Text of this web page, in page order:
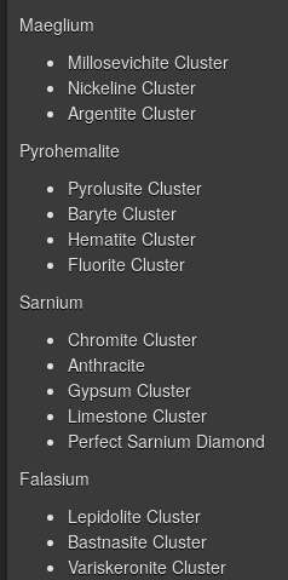
Maeglium
Millosevichite Cluster
Nickeline Cluster
Argentite Cluster
Pyrohemalite
Pyrolusite Cluster
Baryte Cluster
Hematite Cluster
Fluorite Cluster
Sarnium
Chromite Cluster
Anthracite
Gypsum Cluster
Limestone Cluster
Perfect Sarnium Diamond
Falasium
Lepidolite Cluster
Bastnasite Cluster
Variskeronite Cluster